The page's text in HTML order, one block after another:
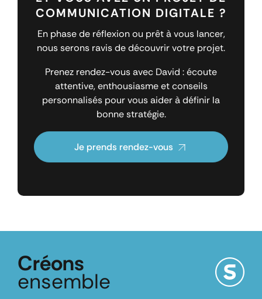
COMMUNICATION DIGITALE ?
En phase de réflexion ou prêt à vous lancer,
nous serons ravis de découvrir votre projet.
Prenez rendez-vous avec David : écoute
attentive, enthousiasme et conseils
personnalisés pour vous aider à définir la
bonne stratégie.
Je prends rendez-vous
Créons
ensemble